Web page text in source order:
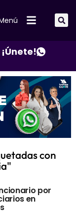
¡Únete!
con
por
en